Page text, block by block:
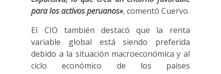
para los activos peruanos», comentó Cuervo.
El CIO también destacó que la renta
variable global está siendo preferida
debido a la situación macroeconómica y al
ciclo económico de los países